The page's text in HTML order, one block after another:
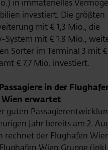
in immaterielles
investiert. Die größten
mit € 1,3 Mio., die
System mit € 1,8 Mio.,
Sorter im Terminal 3 mit €
€ 7,7 Mio. investiert.
in der
Wien erwartet
guten
Jahr bereits am 2.
rechnet der Flughafen
Wien Gruppe (inkl.